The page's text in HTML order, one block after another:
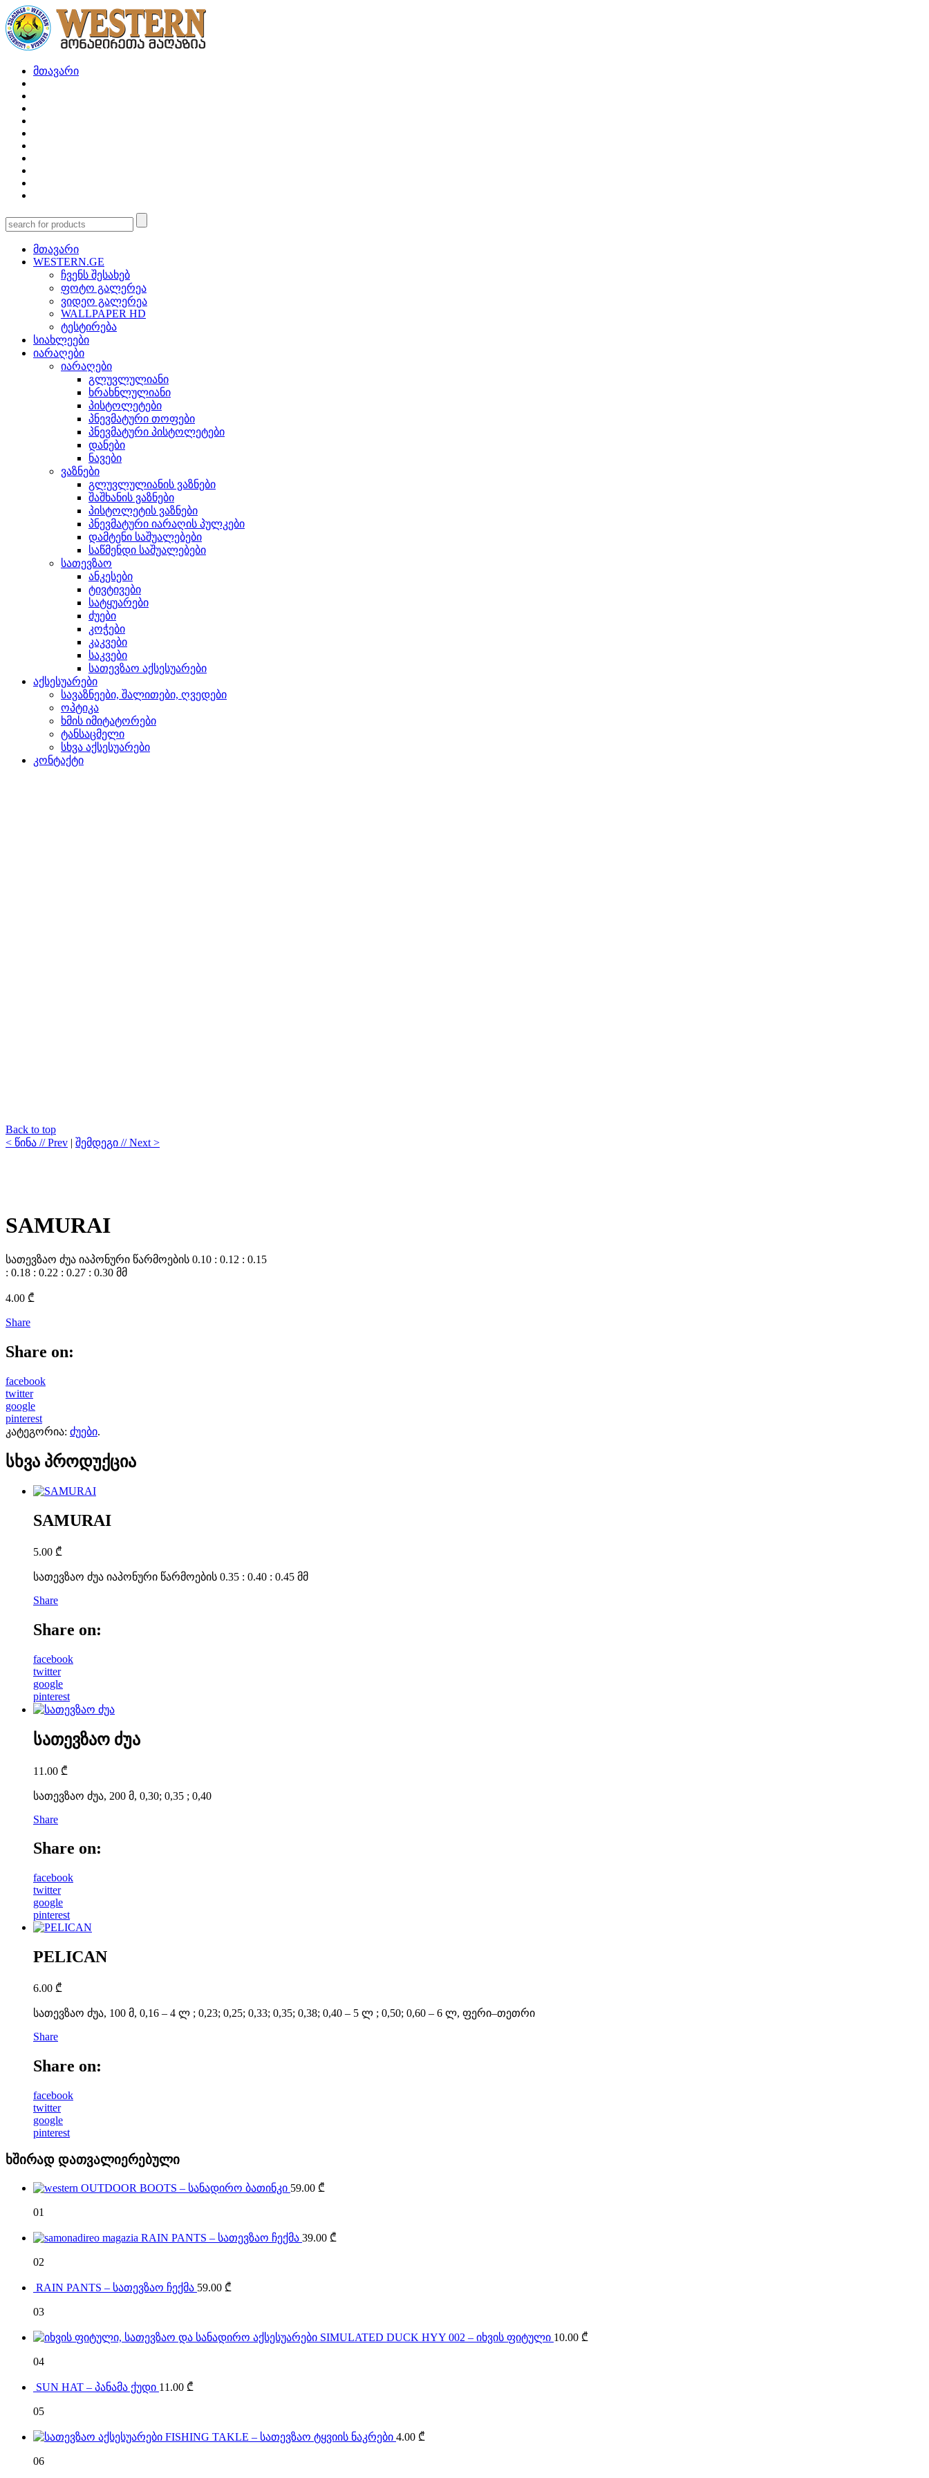
მთავარი
მთავარი
WESTERN.GE
ჩვენს შესახებ
ფოტო გალერეა
ვიდეო გალერეა
WALLPAPER HD
ტესტირება
სიახლეები
იარაღები
იარაღები
გლუვლულიანი
ხრახნლულიანი
პისტოლეტები
პნევმატური თოფები
პნევმატური პისტოლეტები
დანები
ნავები
ვაზნები
გლუვლულიანის ვაზნები
შაშხანის ვაზნები
პისტოლეტის ვაზნები
პნევმატური იარაღის პულკები
დამტენი საშუალებები
საწმენდი საშუალებები
სათევზაო
ანკესები
ტივტივები
სატყუარები
ძუები
კოჭები
კაკვები
საკვები
სათევზაო აქსესუარები
აქსესუარები
სავაზნეები, შალითები, ღვედები
ოპტიკა
ხმის იმიტატორები
ტანსაცმელი
სხვა აქსესუარები
კონტაქტი
Back to top
< წინა // Prev | შემდეგი // Next >
SAMURAI
სათევზაო ძუა იაპონური წარმოების 0.10 : 0.12 : 0.15
: 0.18 : 0.22 : 0.27 : 0.30 მმ
4.00 ₾
Share
Share on:
facebook
twitter
google
pinterest
კატეგორია: ძუები.
სხვა პროდუქცია
SAMURAI
5.00 ₾
სათევზაო ძუა იაპონური წარმოების 0.35 : 0.40 : 0.45 მმ
Share
Share on:
facebook
twitter
google
pinterest
სათევზაო ძუა
11.00 ₾
სათევზაო ძუა, 200 მ, 0,30; 0,35 ; 0,40
Share
Share on:
facebook
twitter
google
pinterest
PELICAN
6.00 ₾
სათევზაო ძუა, 100 მ, 0,16 – 4 ლ ; 0,23; 0,25; 0,33; 0,35; 0,38; 0,40 – 5 ლ ; 0,50; 0,60 – 6 ლ, ფერი–თეთრი
Share
Share on:
facebook
twitter
google
pinterest
ხშირად დათვალიერებული
OUTDOOR BOOTS – სანადირო ბათინკი 59.00 ₾
01
RAIN PANTS – სათევზაო ჩექმა 39.00 ₾
02
RAIN PANTS – სათევზაო ჩექმა 59.00 ₾
03
SIMULATED DUCK HYY 002 – იხვის ფიტული 10.00 ₾
04
SUN HAT – პანამა ქუდი 11.00 ₾
05
FISHING TAKLE – სათევზაო ტყვიის ნაკრები 4.00 ₾
06